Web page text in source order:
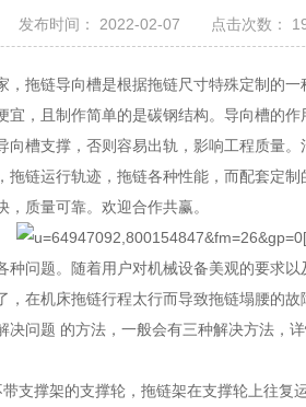
发布时间： 2022-02-07 点击次数：
，拖链导向槽是根据拖链尺寸特殊定制的
，且制作简单的是碳钢结构。导向槽的
向槽支撑，否则容易出轨，影响工程质量
拖链运行轨迹，拖链各种性能，而配套定
质量可靠。欢迎合作共赢。
问题。随着用户对机械设备美观的要求
在机床拖链行程太行而导致拖链塌腰的
问题 的方法，一般会有三种解决方法，详
支撑架的支撑轮，拖链架在支撑轮上往复运